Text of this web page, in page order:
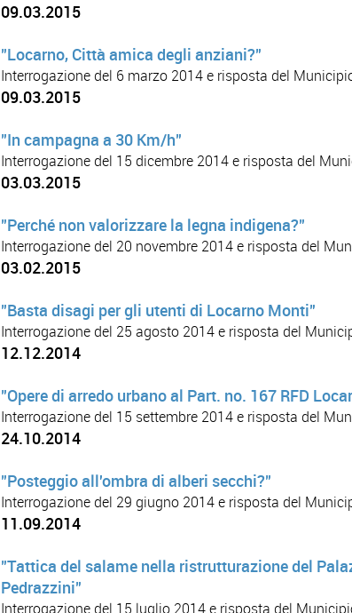
09.03.2015
"Locarno, Città amica degli anziani?"
Interrogazione del 6 marzo 2014 e risposta del
09.03.2015
"In campagna a 30 Km/h"
Interrogazione del 15 dicembre 2014 e risposta del
03.03.2015
"Perché non valorizzare la legna indigena?"
Interrogazione del 20 novembre 2014 e risposta del
03.02.2015
"Basta disagi per gli utenti di Locarno Monti"
Interrogazione del 25 agosto 2014 e risposta del
12.12.2014
"Opere di arredo urbano al Part. no. 167 RFD
Interrogazione del 15 settembre 2014 e risposta del
24.10.2014
"Posteggio all'ombra di alberi secchi?"
Interrogazione del 29 giugno 2014 e risposta del
11.09.2014
"Tattica del salame nella ristrutturazione del
Pedrazzini"
Interrogazione del 15 luglio 2014 e risposta del